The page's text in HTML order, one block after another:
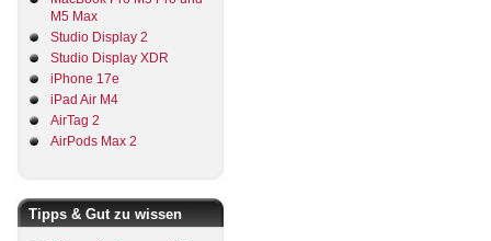
M5 Max
Studio Display 2
Studio Display XDR
iPhone 17e
iPad Air M4
AirTag 2
AirPods Max 2
Tipps & Gut zu wissen